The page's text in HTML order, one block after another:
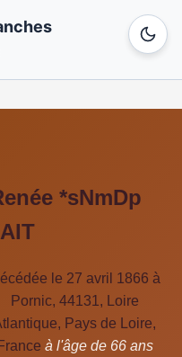
*sNmDp
le 27 avril 1866 à
Pornic, 44131, Loire
Pays de Loire,
France à l'âge de 66 ans